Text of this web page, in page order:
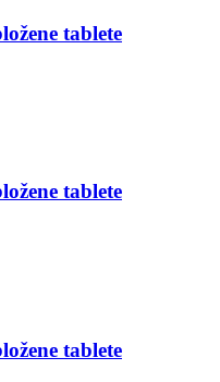
tablete
tablete
tablete